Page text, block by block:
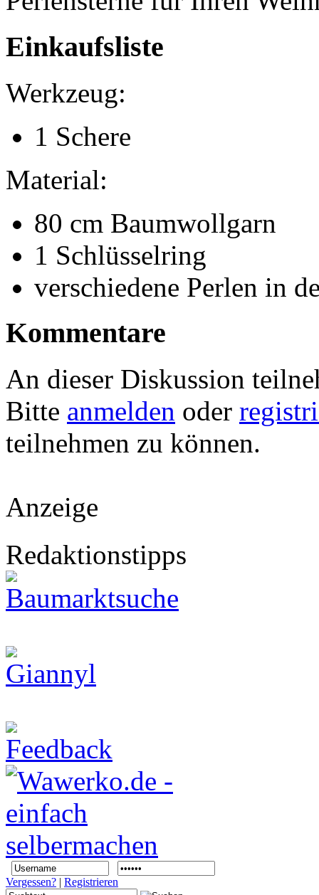
Einkaufsliste
Werkzeug:
1 Schere
Material:
80 cm Baumwollgarn
1 Schlüsselring
verschiedene Perlen in
Kommentare
An dieser Diskussion
Bitte anmelden oder
teilnehmen zu können.
Anzeige
Redaktionstipps
Vergessen? | Registrieren